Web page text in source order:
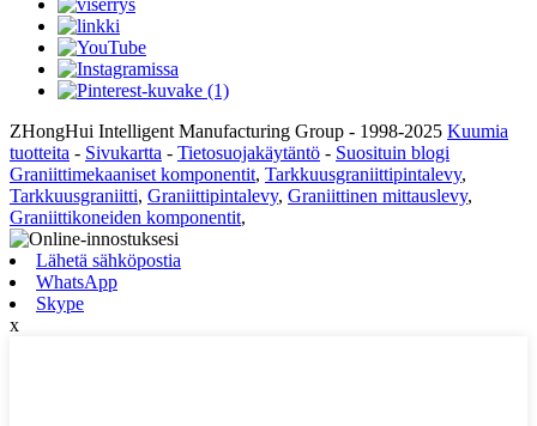
ZHongHui Intelligent Manufacturing Group - 1998-2025 Kuumia
tuotteita - Sivukartta - Tietosuojakäytäntö - Suosituin blogi
Graniittimekaaniset komponentit, Tarkkuusgraniittipintalevy,
Tarkkuusgraniitti, Graniittipintalevy, Graniittinen mittauslevy,
Graniittikoneiden komponentit,
Lähetä sähköpostia
WhatsApp
Skype
x